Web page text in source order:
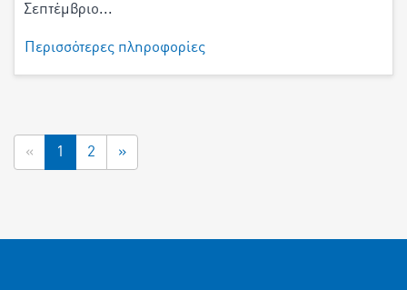
Σεπτέμβριο...
Περισσότερες πληροφορίες
« 1 2 »